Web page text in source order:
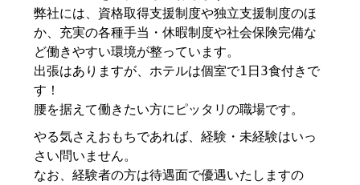
弊社には、資格取得支援制度や独立支援制度のほ
か、充実の各種手当・休暇制度や社会保険完備な
ど働きやすい環境が整っています。
出張はありますが、ホテルは個室で1日3食付きで
す！
腰を据えて働きたい方にピッタリの職場です。
やる気さえおもちであれば、経験・未経験はいっ
さい問いません。
なお、経験者の方は待遇面で優遇いたしますの